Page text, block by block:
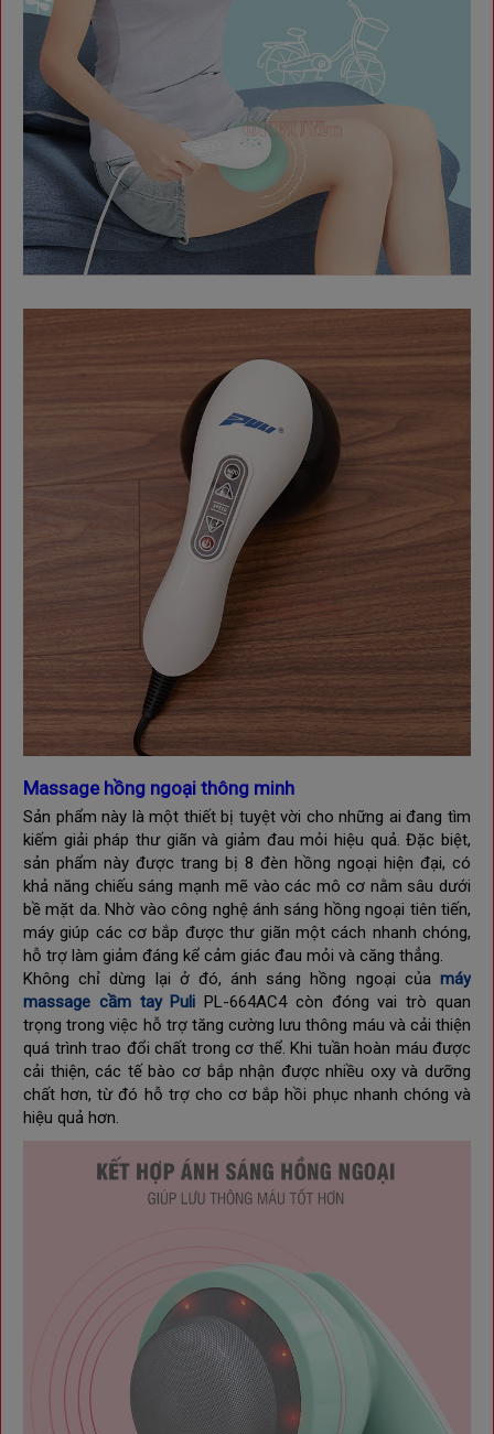
Massage hồng ngoại thông minh
Sản phẩm này là một thiết bị tuyệt vời cho những ai đang tìm
kiếm giải pháp thư giãn và giảm đau mỏi hiệu quả. Đặc biệt,
sản phẩm này được trang bị 8 đèn hồng ngoại hiện đại, có
khả năng chiếu sáng mạnh mẽ vào các mô cơ nằm sâu dưới
bề mặt da. Nhờ vào công nghệ ánh sáng hồng ngoại tiên tiến,
máy giúp các cơ bắp được thư giãn một cách nhanh chóng,
hỗ trợ làm giảm đáng kể cảm giác đau mỏi và căng thẳng.
Không chỉ dừng lại ở đó, ánh sáng hồng ngoại của máy
massage cầm tay Puli PL-664AC4 còn đóng vai trò quan
trọng trong việc hỗ trợ tăng cường lưu thông máu và cải thiện
quá trình trao đổi chất trong cơ thể. Khi tuần hoàn máu được
cải thiện, các tế bào cơ bắp nhận được nhiều oxy và dưỡng
chất hơn, từ đó hỗ trợ cho cơ bắp hồi phục nhanh chóng và
hiệu quả hơn.